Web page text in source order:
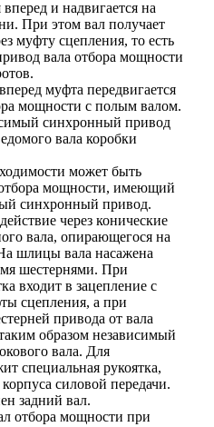
и надвигается на
При этом вал получает
муфту сцепления, то есть
вала отбора мощности
муфта передвигается
мощности с полым валом.
синхронный привод
вала коробки
может быть
мощности, имеющий
синхронный привод.
через конические
вала, опирающегося на
шлицы вала насажена
шестернями. При
входит в зацепление с
сцепления, а при
привода от вала
образом независимый
вала. Для
специальная рукоятка,
силовой передачи.
задний вал.
отбора мощности при